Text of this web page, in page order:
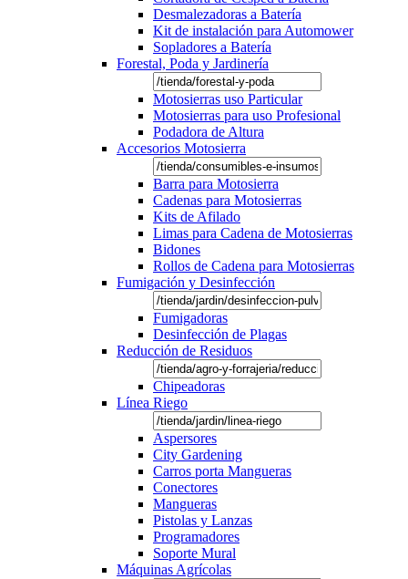
Desmalezadoras a Batería
Kit de instalación para Automower
Sopladores a Batería
Forestal, Poda y Jardinería
Motosierras uso Particular
Motosierras para uso Profesional
Podadora de Altura
Accesorios Motosierra
Barra para Motosierra
Cadenas para Motosierras
Kits de Afilado
Limas para Cadena de Motosierras
Bidones
Rollos de Cadena para Motosierras
Fumigación y Desinfección
Fumigadoras
Desinfección de Plagas
Reducción de Residuos
Chipeadoras
Línea Riego
Aspersores
City Gardening
Carros porta Mangueras
Conectores
Mangueras
Pistolas y Lanzas
Programadores
Soporte Mural
Máquinas Agrícolas